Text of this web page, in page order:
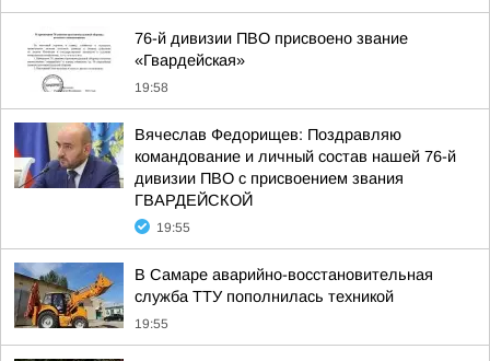
76-й дивизии ПВО присвоено звание
«Гвардейская»
19:58
Вячеслав Федорищев: Поздравляю
командование и личный состав нашей 76-й
дивизии ПВО с присвоением звания
ГВАРДЕЙСКОЙ
19:55
В Самаре аварийно-восстановительная
служба ТТУ пополнилась техникой
19:55